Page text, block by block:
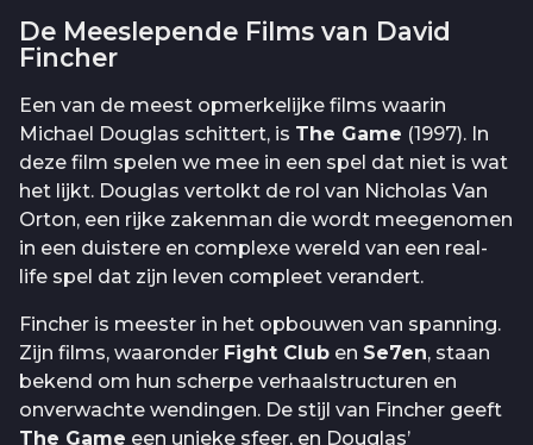
De Meeslepende Films van David
Fincher
Een van de meest opmerkelijke films waarin
Michael Douglas schittert, is The Game (1997). In
deze film spelen we mee in een spel dat niet is wat
het lijkt. Douglas vertolkt de rol van Nicholas Van
Orton, een rijke zakenman die wordt meegenomen
in een duistere en complexe wereld van een real-
life spel dat zijn leven compleet verandert.
Fincher is meester in het opbouwen van spanning.
Zijn films, waaronder Fight Club en Se7en, staan
bekend om hun scherpe verhaalstructuren en
onverwachte wendingen. De stijl van Fincher geeft
The Game een unieke sfeer, en Douglas’